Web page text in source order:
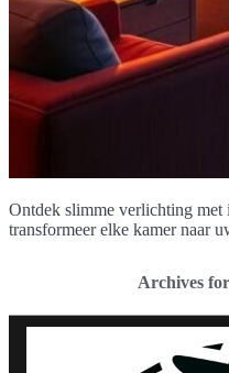
Ontdek slimme verlichting met
transformeer elke kamer naar
Archives